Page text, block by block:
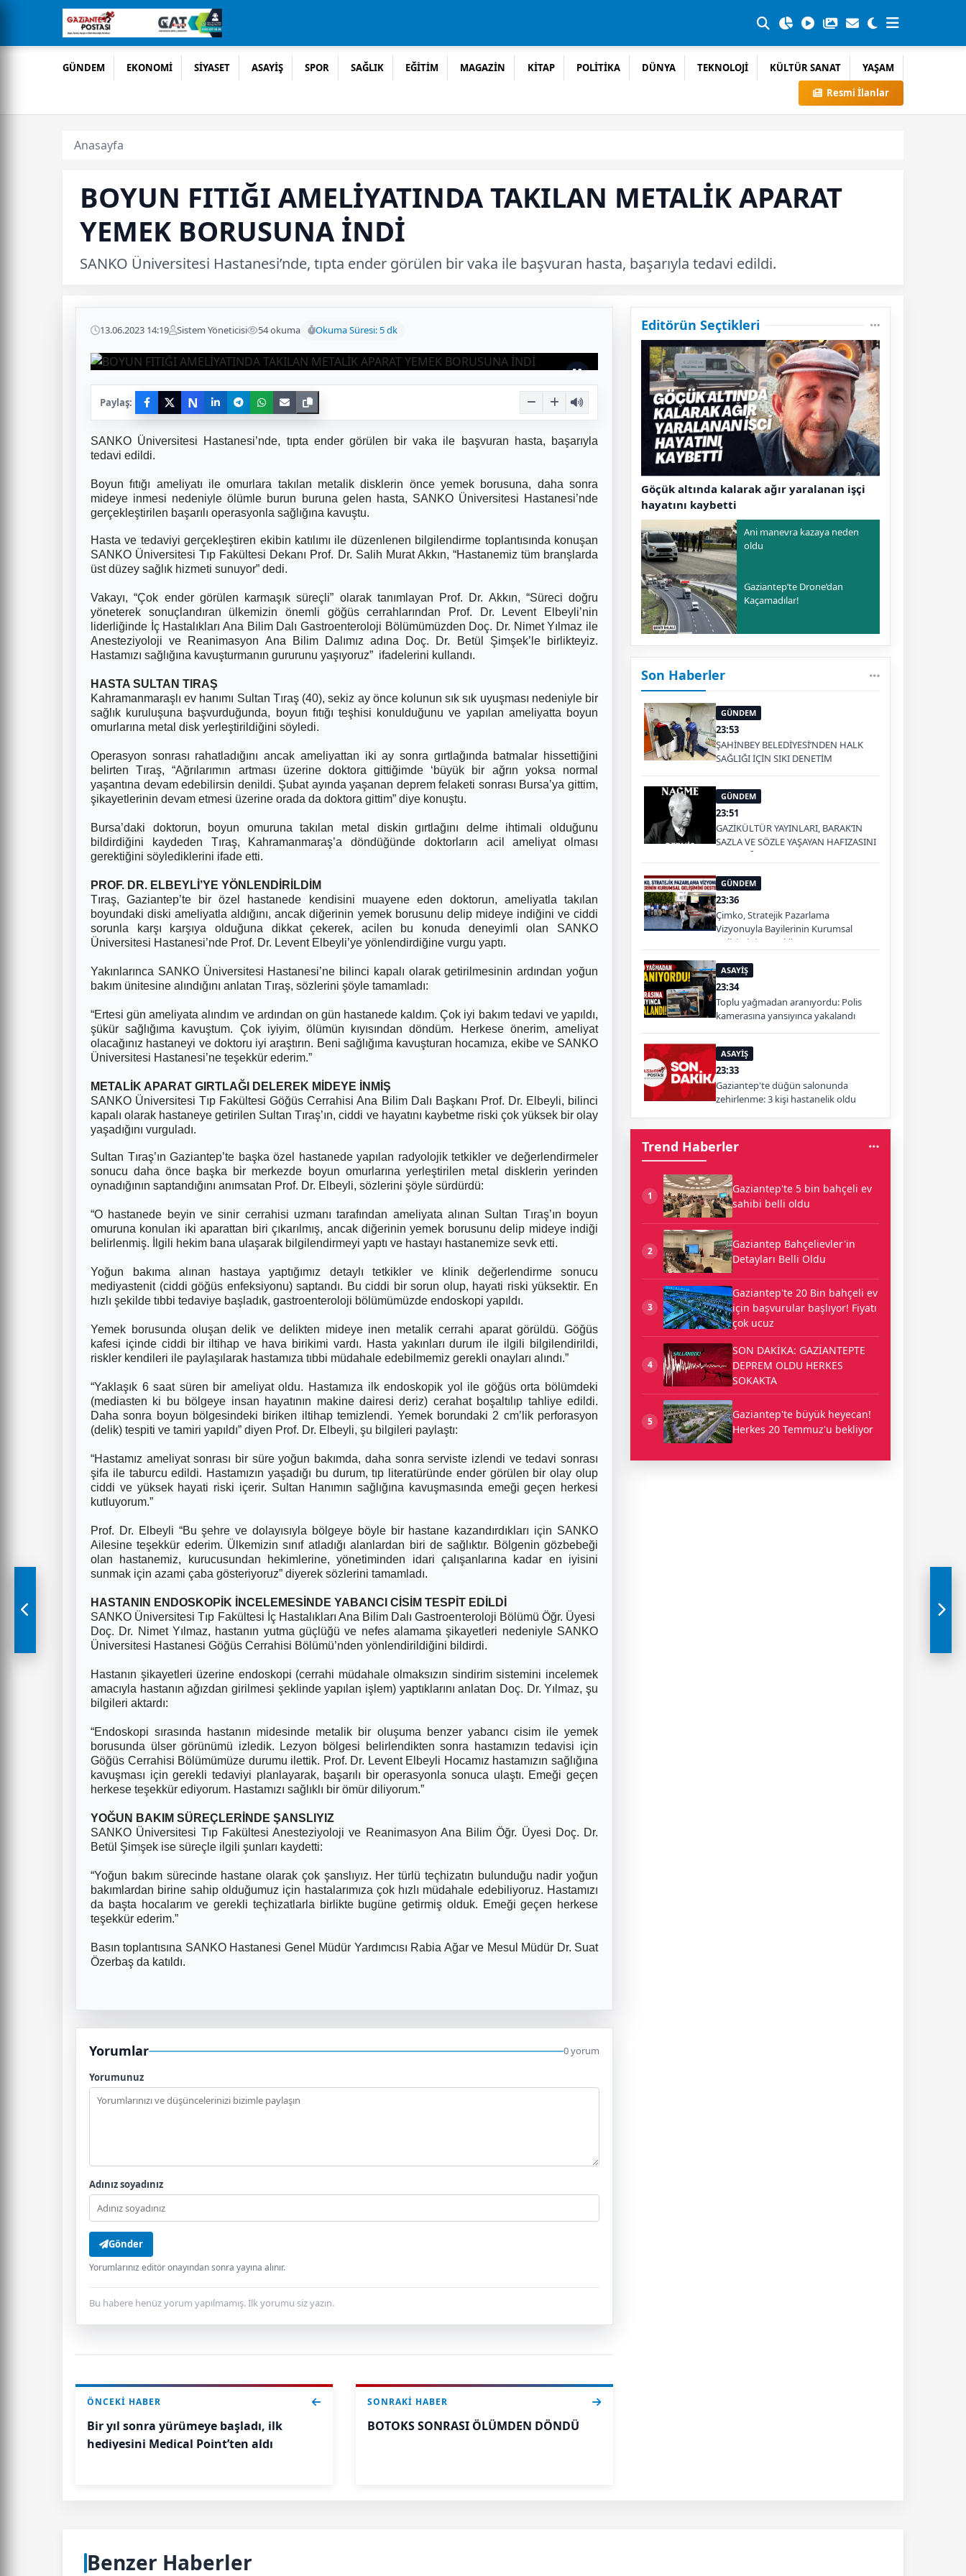
GÜNDEM EKONOMİ SİYASET ASAYİŞ SPOR SAĞLIK EĞİTİM MAGAZİN KİTAP POLİTİKA DÜNYA TEKNOLOJİ KÜLTÜR SANAT
YAŞAM
Resmi İlanlar
Anasayfa
BOYUN FITIĞI AMELİYATINDA TAKILAN METALİK APARAT
YEMEK BORUSUNA İNDİ
SANKO Üniversitesi Hastanesi’nde, tıpta ender görülen bir vaka ile başvuran hasta, başarıyla tedavi edildi.
13.06.2023 14:19 Sistem Yöneticisi 54 okuma Okuma Süresi: 5 dk
Paylaş: N
SANKO Üniversitesi Hastanesi’nde, tıpta ender görülen bir vaka ile başvuran hasta, başarıyla
tedavi edildi.
Boyun fıtığı ameliyatı ile omurlara takılan metalik disklerin önce yemek borusuna, daha sonra
mideye inmesi nedeniyle ölümle burun buruna gelen hasta, SANKO Üniversitesi Hastanesi’nde
gerçekleştirilen başarılı operasyonla sağlığına kavuştu.
Hasta ve tedaviyi gerçekleştiren ekibin katılımı ile düzenlenen bilgilendirme toplantısında konuşan
SANKO Üniversitesi Tıp Fakültesi Dekanı Prof. Dr. Salih Murat Akkın, “Hastanemiz tüm branşlarda
üst düzey sağlık hizmeti sunuyor” dedi.
Vakayı, “Çok ender görülen karmaşık süreçli” olarak tanımlayan Prof. Dr. Akkın, “Süreci doğru
yöneterek sonuçlandıran ülkemizin önemli göğüs cerrahlarından Prof. Dr. Levent Elbeyli’nin
liderliğinde İç Hastalıkları Ana Bilim Dalı Gastroenteroloji Bölümümüzden Doç. Dr. Nimet Yılmaz ile
Anesteziyoloji ve Reanimasyon Ana Bilim Dalımız adına Doç. Dr. Betül Şimşek’le birlikteyiz.
Hastamızı sağlığına kavuşturmanın gururunu yaşıyoruz” ifadelerini kullandı.
HASTA SULTAN TIRAŞ
Kahramanmaraşlı ev hanımı Sultan Tıraş (40), sekiz ay önce kolunun sık sık uyuşması nedeniyle bir
sağlık kuruluşuna başvurduğunda, boyun fıtığı teşhisi konulduğunu ve yapılan ameliyatta boyun
omurlarına metal disk yerleştirildiğini söyledi.
Operasyon sonrası rahatladığını ancak ameliyattan iki ay sonra gırtlağında batmalar hissettiğini
belirten Tıraş, “Ağrılarımın artması üzerine doktora gittiğimde ‘büyük bir ağrın yoksa normal
yaşantına devam edebilirsin denildi. Şubat ayında yaşanan deprem felaketi sonrası Bursa’ya gittim,
şikayetlerinin devam etmesi üzerine orada da doktora gittim” diye konuştu.
Bursa’daki doktorun, boyun omuruna takılan metal diskin gırtlağını delme ihtimali olduğunu
bildirdiğini kaydeden Tıraş, Kahramanmaraş’a döndüğünde doktorların acil ameliyat olması
gerektiğini söylediklerini ifade etti.
PROF. DR. ELBEYLİ’YE YÖNLENDİRİLDİM
Tıraş, Gaziantep’te bir özel hastanede kendisini muayene eden doktorun, ameliyatla takılan
boyundaki diski ameliyatla aldığını, ancak diğerinin yemek borusunu delip mideye indiğini ve ciddi
sorunla karşı karşıya olduğuna dikkat çekerek, acilen bu konuda deneyimli olan SANKO
Üniversitesi Hastanesi’nde Prof. Dr. Levent Elbeyli’ye yönlendirdiğine vurgu yaptı.
Yakınlarınca SANKO Üniversitesi Hastanesi’ne bilinci kapalı olarak getirilmesinin ardından yoğun
bakım ünitesine alındığını anlatan Tıraş, sözlerini şöyle tamamladı:
“Ertesi gün ameliyata alındım ve ardından on gün hastanede kaldım. Çok iyi bakım tedavi ve yapıldı,
şükür sağlığıma kavuştum. Çok iyiyim, ölümün kıyısından döndüm. Herkese önerim, ameliyat
olacağınız hastaneyi ve doktoru iyi araştırın. Beni sağlığıma kavuşturan hocamıza, ekibe ve SANKO
Üniversitesi Hastanesi’ne teşekkür ederim.”
METALİK APARAT GIRTLAĞI DELEREK MİDEYE İNMİŞ
SANKO Üniversitesi Tıp Fakültesi Göğüs Cerrahisi Ana Bilim Dalı Başkanı Prof. Dr. Elbeyli, bilinci
kapalı olarak hastaneye getirilen Sultan Tıraş’ın, ciddi ve hayatını kaybetme riski çok yüksek bir olay
yaşadığını vurguladı.
Sultan Tıraş’ın Gaziantep’te başka özel hastanede yapılan radyolojik tetkikler ve değerlendirmeler
sonucu daha önce başka bir merkezde boyun omurlarına yerleştirilen metal disklerin yerinden
oynadığının saptandığını anımsatan Prof. Dr. Elbeyli, sözlerini şöyle sürdürdü:
“O hastanede beyin ve sinir cerrahisi uzmanı tarafından ameliyata alınan Sultan Tıraş’ın boyun
omuruna konulan iki aparattan biri çıkarılmış, ancak diğerinin yemek borusunu delip mideye indiği
belirlenmiş. İlgili hekim bana ulaşarak bilgilendirmeyi yaptı ve hastayı hastanemize sevk etti.
Yoğun bakıma alınan hastaya yaptığımız detaylı tetkikler ve klinik değerlendirme sonucu
mediyastenit (ciddi göğüs enfeksiyonu) saptandı. Bu ciddi bir sorun olup, hayati riski yüksektir. En
hızlı şekilde tıbbi tedaviye başladık, gastroenteroloji bölümümüzde endoskopi yapıldı.
Yemek borusunda oluşan delik ve delikten mideye inen metalik cerrahi aparat görüldü. Göğüs
kafesi içinde ciddi bir iltihap ve hava birikimi vardı. Hasta yakınları durum ile ilgili bilgilendirildi,
riskler kendileri ile paylaşılarak hastamıza tıbbi müdahale edebilmemiz gerekli onayları alındı.”
“Yaklaşık 6 saat süren bir ameliyat oldu. Hastamıza ilk endoskopik yol ile göğüs orta bölümdeki
(mediasten ki bu bölgeye insan hayatının makine dairesi deriz) cerahat boşaltılıp tahliye edildi.
Daha sonra boyun bölgesindeki biriken iltihap temizlendi. Yemek borundaki 2 cm’lik perforasyon
(delik) tespiti ve tamiri yapıldı” diyen Prof. Dr. Elbeyli, şu bilgileri paylaştı:
“Hastamız ameliyat sonrası bir süre yoğun bakımda, daha sonra serviste izlendi ve tedavi sonrası
şifa ile taburcu edildi. Hastamızın yaşadığı bu durum, tıp literatüründe ender görülen bir olay olup
ciddi ve yüksek hayati riski içerir. Sultan Hanımın sağlığına kavuşmasında emeği geçen herkesi
kutluyorum.”
Prof. Dr. Elbeyli “Bu şehre ve dolayısıyla bölgeye böyle bir hastane kazandırdıkları için SANKO
Ailesine teşekkür ederim. Ülkemizin sınıf atladığı alanlardan biri de sağlıktır. Bölgenin gözbebeği
olan hastanemiz, kurucusundan hekimlerine, yönetiminden idari çalışanlarına kadar en iyisini
sunmak için azami çaba gösteriyoruz” diyerek sözlerini tamamladı.
HASTANIN ENDOSKOPİK İNCELEMESİNDE YABANCI CİSİM TESPİT EDİLDİ
SANKO Üniversitesi Tıp Fakültesi İç Hastalıkları Ana Bilim Dalı Gastroenteroloji Bölümü Öğr. Üyesi
Doç. Dr. Nimet Yılmaz, hastanın yutma güçlüğü ve nefes alamama şikayetleri nedeniyle SANKO
Üniversitesi Hastanesi Göğüs Cerrahisi Bölümü’nden yönlendirildiğini bildirdi.
Hastanın şikayetleri üzerine endoskopi (cerrahi müdahale olmaksızın sindirim sistemini incelemek
amacıyla hastanın ağızdan girilmesi şeklinde yapılan işlem) yaptıklarını anlatan Doç. Dr. Yılmaz, şu
bilgileri aktardı:
“Endoskopi sırasında hastanın midesinde metalik bir oluşuma benzer yabancı cisim ile yemek
borusunda ülser görünümü izledik. Lezyon bölgesi belirlendikten sonra hastamızın tedavisi için
Göğüs Cerrahisi Bölümümüze durumu ilettik. Prof. Dr. Levent Elbeyli Hocamız hastamızın sağlığına
kavuşması için gerekli tedaviyi planlayarak, başarılı bir operasyonla sonuca ulaştı. Emeği geçen
herkese teşekkür ediyorum. Hastamızı sağlıklı bir ömür diliyorum.”
YOĞUN BAKIM SÜREÇLERİNDE ŞANSLIYIZ
SANKO Üniversitesi Tıp Fakültesi Anesteziyoloji ve Reanimasyon Ana Bilim Öğr. Üyesi Doç. Dr.
Betül Şimşek ise süreçle ilgili şunları kaydetti:
“Yoğun bakım sürecinde hastane olarak çok şanslıyız. Her türlü teçhizatın bulunduğu nadir yoğun
bakımlardan birine sahip olduğumuz için hastalarımıza çok hızlı müdahale edebiliyoruz. Hastamızı
da başta hocalarım ve gerekli teçhizatlarla birlikte bugüne getirmiş olduk. Emeği geçen herkese
teşekkür ederim.”
Basın toplantısına SANKO Hastanesi Genel Müdür Yardımcısı Rabia Ağar ve Mesul Müdür Dr. Suat
Özerbaş da katıldı.
Yorumlar 0 yorum
Yorumunuz
Adınız soyadınız
Gönder
Yorumlarınız editör onayından sonra yayına alınır.
Bu habere henüz yorum yapılmamış. İlk yorumu siz yazın.
ÖNCEKI HABER
Bir yıl sonra yürümeye başladı, ilk
hediyesini Medical Point’ten aldı
SONRAKI HABER
BOTOKS SONRASI ÖLÜMDEN DÖNDÜ
Editörün Seçtikleri
Göçük altında kalarak ağır yaralanan işçi
hayatını kaybetti
Ani manevra kazaya neden
oldu
Gaziantep’te Drone’dan
Kaçamadılar!
Son Haberler
GÜNDEM
23:53
ŞAHİNBEY BELEDİYESİ’NDEN HALK
SAĞLIĞI İÇİN SIKI DENETİM
GÜNDEM
23:51
GAZİKÜLTÜR YAYINLARI, BARAK’IN
SAZLA VE SÖZLE YAŞAYAN HAFIZASINI
GELECEĞE TAŞIYOR
GÜNDEM
23:36
Çimko, Stratejik Pazarlama
Vizyonuyla Bayilerinin Kurumsal
Gelişimini Destekliyor
ASAYİŞ
23:34
Toplu yağmadan aranıyordu: Polis
kamerasına yansıyınca yakalandı
ASAYİŞ
23:33
Gaziantep'te düğün salonunda
zehirlenme: 3 kişi hastanelik oldu
Trend Haberler
1
Gaziantep'te 5 bin bahçeli ev
sahibi belli oldu
2
Gaziantep Bahçelievler'in
Detayları Belli Oldu
3
Gaziantep'te 20 Bin bahçeli ev
için başvurular başlıyor! Fiyatı
çok ucuz
4
SON DAKİKA: GAZİANTEPTE
DEPREM OLDU HERKES
SOKAKTA
5
Gaziantep'te büyük heyecan!
Herkes 20 Temmuz'u bekliyor
Benzer Haberler